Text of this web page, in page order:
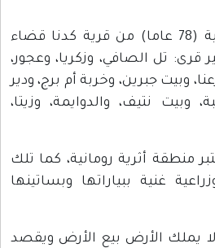
الحاج أبو محمود حسنية (78 عاما) من قرية كدنا قضاء
قرى: تل الصافي، وزكريا، وعجور،
وبيت جبرين، وخربة أم برج، ودير
وبيت نتيف، والدوايمة، وزيتا،
منطقة أثرية رومانية، كما تلك
غنية ببياراتها وبساتينها
يملك الأرض بيع الأرض ويقصد